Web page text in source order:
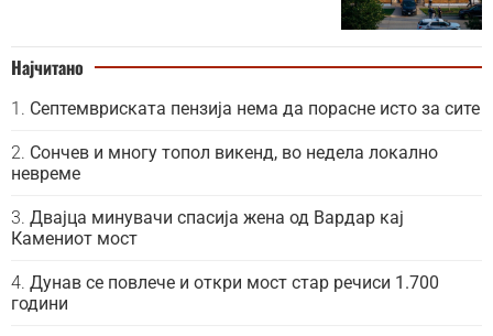
Најчитано
Септемвриската пензија нема да порасне исто за сите
Сончев и многу топол викенд, во недела локално
невреме
Двајца минувачи спасија жена од Вардар кај
Камениот мост
Дунав се повлече и откри мост стар речиси 1.700
години